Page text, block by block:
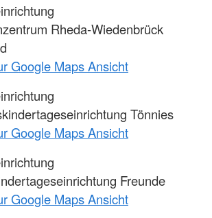
Rheda-Wiedenbrück
Google Maps Ansicht
Tönnies
Google Maps Ansicht
Freunde
Google Maps Ansicht